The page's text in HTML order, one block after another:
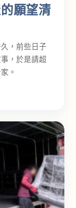
願望清
，前些日子
，於是請超
。